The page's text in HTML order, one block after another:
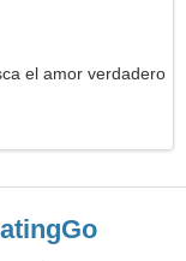
el amor verdadero